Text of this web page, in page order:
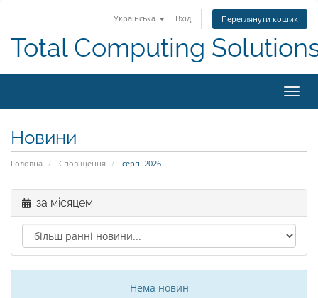
Українська Вхід Переглянути кошик
Total Computing
Новини
Головна Сповіщення серп. 2026
за місяцем
Нема новин